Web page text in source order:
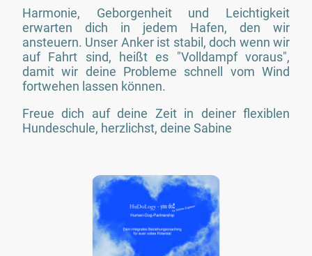
Harmonie, Geborgenheit und Leichtigkeit
erwarten dich in jedem Hafen, den wir
ansteuern. Unser Anker ist stabil, doch wenn wir
auf Fahrt sind, heißt es "Volldampf voraus",
damit wir deine Probleme schnell vom Wind
fortwehen lassen können.
Freue dich auf deine Zeit in deiner flexiblen
Hundeschule, herzlichst, deine Sabine